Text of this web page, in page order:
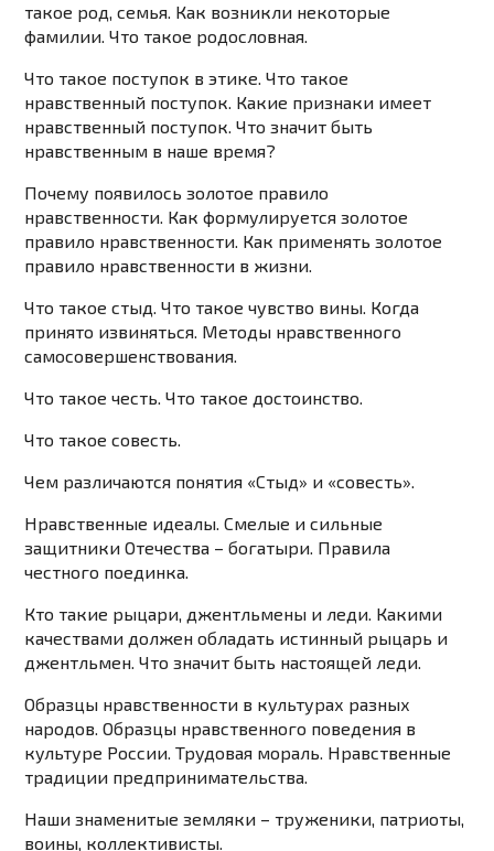
такое род, семья. Как возникли некоторые
фамилии. Что такое родословная.
Что такое поступок в этике. Что такое
нравственный поступок. Какие признаки имеет
нравственный поступок. Что значит быть
нравственным в наше время?
Почему появилось золотое правило
нравственности. Как формулируется золотое
правило нравственности. Как применять золотое
правило нравственности в жизни.
Что такое стыд. Что такое чувство вины. Когда
принято извиняться. Методы нравственного
самосовершенствования.
Что такое честь. Что такое достоинство.
Что такое совесть.
Чем различаются понятия «Стыд» и «совесть».
Нравственные идеалы. Смелые и сильные
защитники Отечества – богатыри. Правила
честного поединка.
Кто такие рыцари, джентльмены и леди. Какими
качествами должен обладать истинный рыцарь и
джентльмен. Что значит быть настоящей леди.
Образцы нравственности в культурах разных
народов. Образцы нравственного поведения в
культуре России. Трудовая мораль. Нравственные
традиции предпринимательства.
Наши знаменитые земляки – труженики, патриоты,
воины, коллективисты.